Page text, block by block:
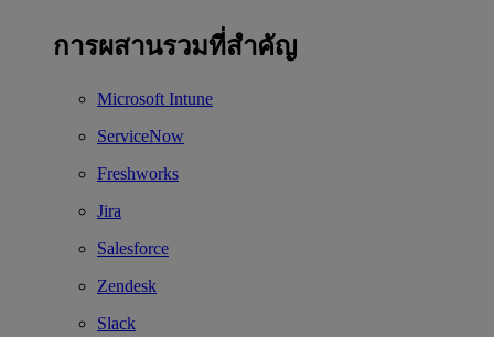
การผสานรวมที่สำคัญ
Microsoft Intune
ServiceNow
Freshworks
Jira
Salesforce
Zendesk
Slack